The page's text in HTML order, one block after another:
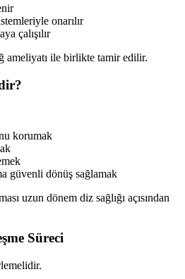
onarılır
çalışılır
ameliyatı ile birlikte tamir edilir.
korumak
güvenli dönüş sağlamak
uzun dönem diz sağlığı açısından
Süreci